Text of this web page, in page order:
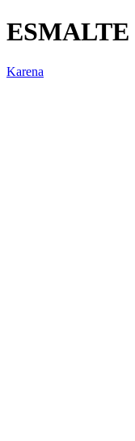
Karena